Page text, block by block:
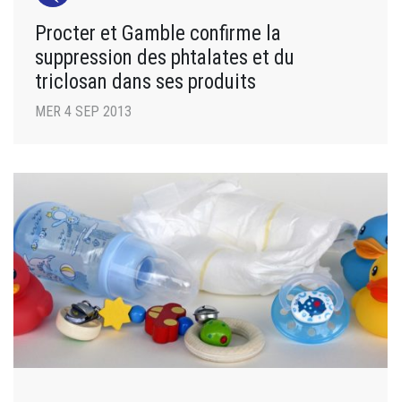
Procter et Gamble confirme la
suppression des phtalates et du
triclosan dans ses produits
MER 4 SEP 2013